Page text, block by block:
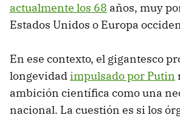
actualmente los 68 años, muy
Estados Unidos o Europa
En ese contexto, el gigantesco
longevidadimpulsado por Putin
ambición científica como una
nacional. La cuestión es si los